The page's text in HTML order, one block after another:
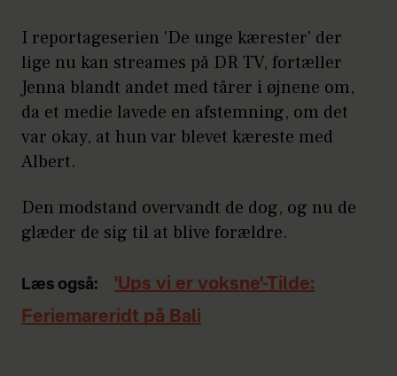
I reportageserien 'De unge kærester' der
lige nu kan streames på DR TV, fortæller
Jenna blandt andet med tårer i øjnene om,
da et medie lavede en afstemning, om det
var okay, at hun var blevet kæreste med
Albert.
Den modstand overvandt de dog, og nu de
glæder de sig til at blive forældre.
Læs også:
'Ups vi er voksne'-Tilde:
Feriemareridt på Bali